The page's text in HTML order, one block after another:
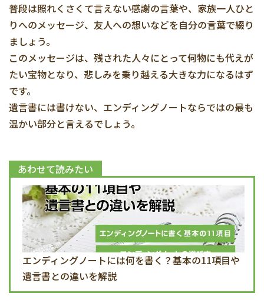
普段は照れくさくて言えない感謝の言葉や、家族一人ひと
りへのメッセージ、友人への想いなどを自分の言葉で綴り
ましょう。
このメッセージは、残された人々にとって何物にも代えが
たい宝物となり、悲しみを乗り越える大きな力になるはず
です。
遺言書には書けない、エンディングノートならではの最も
温かい部分と言えるでしょう。
あわせて読みたい
エンディングノートには何を書く？基本の11項目や
遺言書との違いを解説